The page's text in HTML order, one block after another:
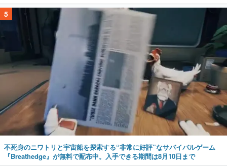
5
不死身のニワトリと宇宙船を探索する“非常に好評”なサバイバルゲーム
『Breathedge』が無料で配布中。入手できる期間は8月10日まで